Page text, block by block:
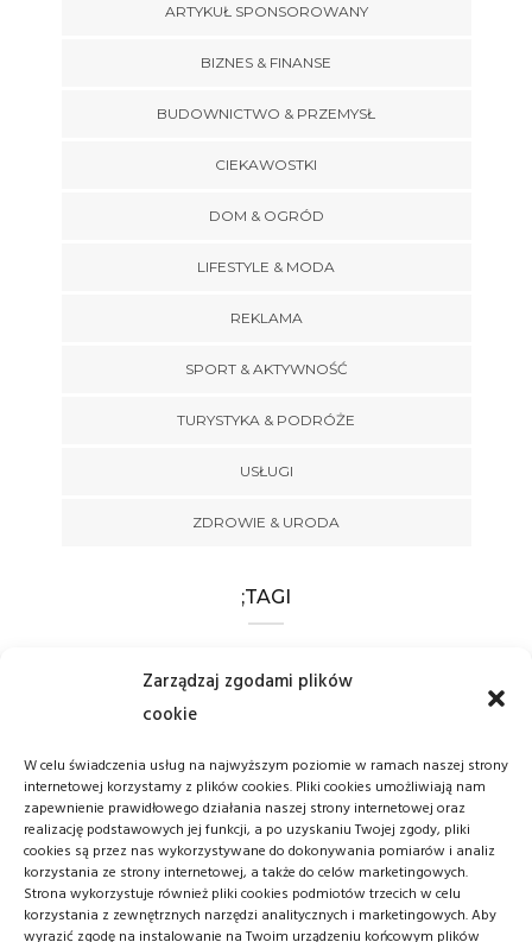
Zarządzaj zgodami plików
cookie
W celu świadczenia usług na najwyższym poziomie w ramach naszej strony
internetowej korzystamy z plików cookies. Pliki cookies umożliwiają nam
zapewnienie prawidłowego działania naszej strony internetowej oraz
realizację podstawowych jej funkcji, a po uzyskaniu Twojej zgody, pliki
cookies są przez nas wykorzystywane do dokonywania pomiarów i analiz
korzystania ze strony internetowej, a także do celów marketingowych.
Strona wykorzystuje również pliki cookies podmiotów trzecich w celu
korzystania z zewnętrznych narzędzi analitycznych i marketingowych. Aby
wyrazić zgodę na instalowanie na Twoim urządzeniu końcowym plików
ARTYKUŁ SPONSOROWANY
BIZNES & FINANSE
BUDOWNICTWO & PRZEMYSŁ
CIEKAWOSTKI
DOM & OGRÓD
LIFESTYLE & MODA
REKLAMA
SPORT & AKTYWNOŚĆ
TURYSTYKA & PODRÓŻE
USŁUGI
ZDROWIE & URODA
;TAGI
BOKS CHOROBA
CZYSTOŚĆ
MMA
POLSKIE FILMY
POMYSŁ NA PREZENT
RĘKODZIEŁO
SPORT
WOJNA ŚWIAT